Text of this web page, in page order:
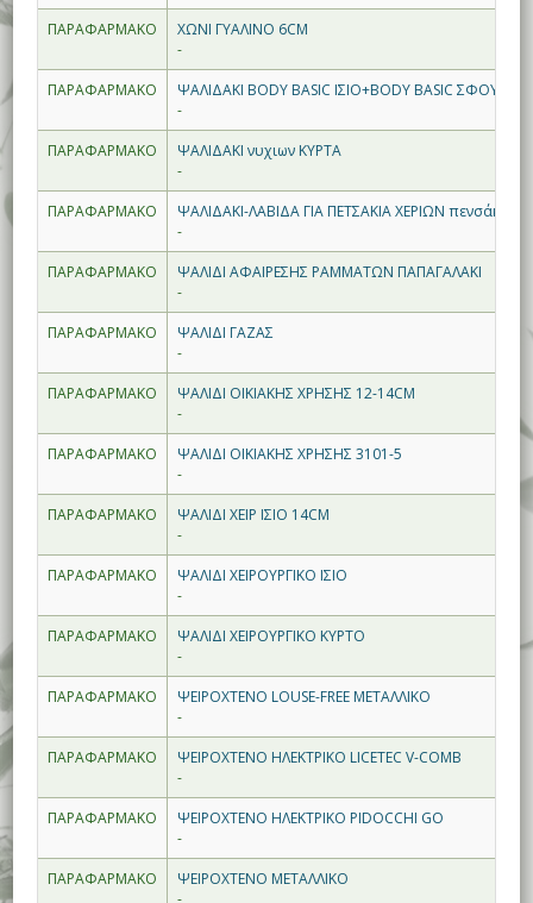
ΠΑΡΑΦΑΡΜΑΚΟ
ΧΩΝΙ ΓΥΑΛΙΝΟ 6CM
-
ΠΑΡΑΦΑΡΜΑΚΟ
ΨΑΛΙΔΑΚΙ BODY BASIC ΙΣΙΟ+BODY BASIC ΣΦΟΥΓ
-
ΠΑΡΑΦΑΡΜΑΚΟ
ΨΑΛΙΔΑΚΙ νυχιων ΚΥΡΤΑ
-
ΠΑΡΑΦΑΡΜΑΚΟ
ΨΑΛΙΔΑΚΙ-ΛΑΒΙΔΑ ΓΙΑ ΠΕΤΣΑΚΙΑ ΧΕΡΙΩΝ πενσάκι
-
ΠΑΡΑΦΑΡΜΑΚΟ
ΨΑΛΙΔΙ ΑΦΑΙΡΕΣΗΣ ΡΑΜΜΑΤΩΝ ΠΑΠΑΓΑΛΑΚΙ
-
ΠΑΡΑΦΑΡΜΑΚΟ
ΨΑΛΙΔΙ ΓΑΖΑΣ
-
ΠΑΡΑΦΑΡΜΑΚΟ
ΨΑΛΙΔΙ ΟΙΚΙΑΚΗΣ ΧΡΗΣΗΣ 12-14CM
-
ΠΑΡΑΦΑΡΜΑΚΟ
ΨΑΛΙΔΙ ΟΙΚΙΑΚΗΣ ΧΡΗΣΗΣ 3101-5
-
ΠΑΡΑΦΑΡΜΑΚΟ
ΨΑΛΙΔΙ ΧΕΙΡ ΙΣΙΟ 14CM
-
ΠΑΡΑΦΑΡΜΑΚΟ
ΨΑΛΙΔΙ ΧΕΙΡΟΥΡΓΙΚΟ ΙΣΙΟ
-
ΠΑΡΑΦΑΡΜΑΚΟ
ΨΑΛΙΔΙ ΧΕΙΡΟΥΡΓΙΚΟ ΚΥΡΤΟ
-
ΠΑΡΑΦΑΡΜΑΚΟ
ΨΕΙΡΟΧΤΕΝΟ LOUSE-FREE ΜΕΤΑΛΛΙΚΟ
-
ΠΑΡΑΦΑΡΜΑΚΟ
ΨΕΙΡΟΧΤΕΝΟ ΗΛΕΚΤΡΙΚΟ LICETEC V-COMB
-
ΠΑΡΑΦΑΡΜΑΚΟ
ΨΕΙΡΟΧΤΕΝΟ ΗΛΕΚΤΡΙΚΟ PIDOCCHI GO
-
ΠΑΡΑΦΑΡΜΑΚΟ
ΨΕΙΡΟΧΤΕΝΟ ΜΕΤΑΛΛΙΚΟ
-